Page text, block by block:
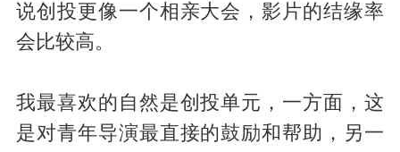
说创投更像一个相亲大会，影片的结缘率
会比较高。
我最喜欢的自然是创投单元，一方面，这
是对青年导演最直接的鼓励和帮助，另一